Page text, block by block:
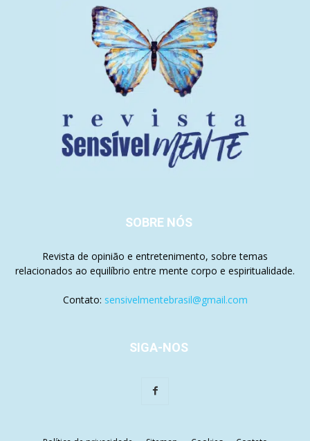
SOBRE NÓS
Revista de opinião e entretenimento, sobre temas
relacionados ao equilíbrio entre mente corpo e espiritualidade.
Contato: sensivelmentebrasil@gmail.com
SIGA-NOS